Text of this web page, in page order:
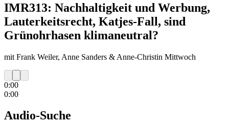
IMR313: Nachhaltigkeit und Werbung,
Lauterkeitsrecht, Katjes-Fall, sind
Grünohrhasen klimaneutral?
mit Frank Weiler, Anne Sanders & Anne-Christin Mittwoch
0:00
0:00
Audio-Suche